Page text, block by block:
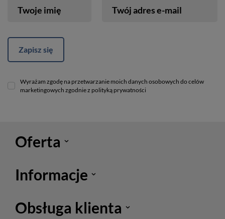
Twoje imię Twój adres e-mail
Zapisz się
Wyrażam zgodę na przetwarzanie moich danych osobowych do celów
marketingowych zgodnie z polityką prywatności
Oferta
Informacje
Obsługa klienta